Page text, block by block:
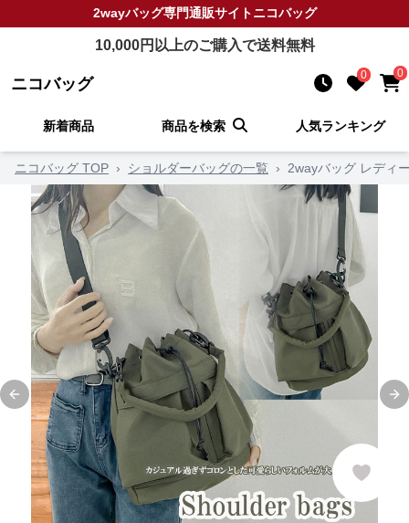
2wayバッグ専門通販サイトニコバッグ
10,000円以上のご購入で送料無料
ニコバッグ 0 0
新着商品 商品を検索 人気ランキング
ニコバッグ TOP › ショルダーバッグの一覧 › 2wayバッグ レディ
Previous slide